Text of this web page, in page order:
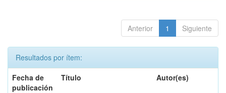
Anterior 1 Siguiente
Resultados por ítem:
Fecha de
publicación
Título Autor(es)